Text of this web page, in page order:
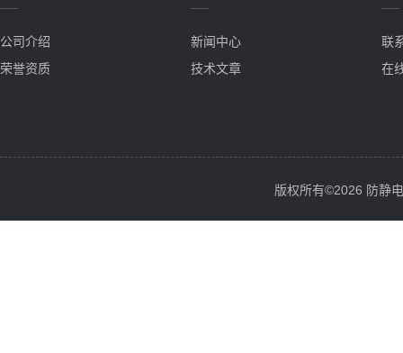
公司介绍
荣誉资质
新闻中心
技术文章
联
在
版权所有©2026 防静